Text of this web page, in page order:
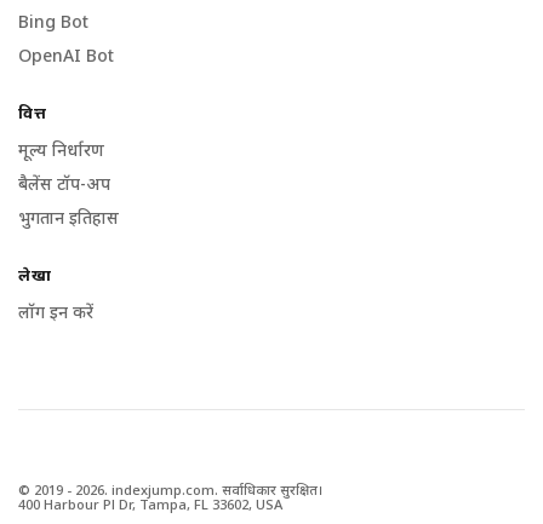
Bing Bot
OpenAI Bot
वित्त
मूल्य निर्धारण
बैलेंस टॉप-अप
भुगतान इतिहास
लेखा
लॉग इन करें
© 2019 - 2026. indexjump.com. सर्वाधिकार सुरक्षित।
400 Harbour Pl Dr, Tampa, FL 33602, USA